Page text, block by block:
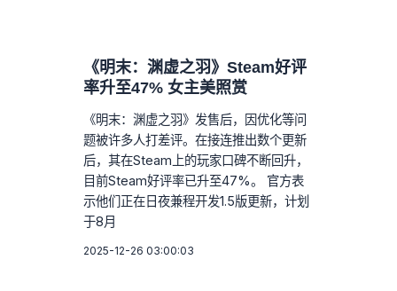
《明末：渊虚之羽》Steam好评
率升至47% 女主美照赏
《明末：渊虚之羽》发售后，因优化等问
题被许多人打差评。在接连推出数个更新
后，其在Steam上的玩家口碑不断回升，
目前Steam好评率已升至47%。 官方表
示他们正在日夜兼程开发1.5版更新，计划
于8月
2025-12-26 03:00:03